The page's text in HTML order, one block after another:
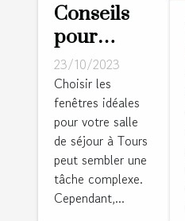
Conseils
pour
choisir les
fenêtres
idéales
pour votre
salle de
séjour à
Tours
23/10/2023
Choisir les
fenêtres idéales
pour votre salle
de séjour à Tours
peut sembler une
tâche complexe.
Cependant,...